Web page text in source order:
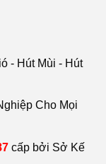
- Hút Mùi - Hút
Cho Mọi
cấp bởi Sở Kế